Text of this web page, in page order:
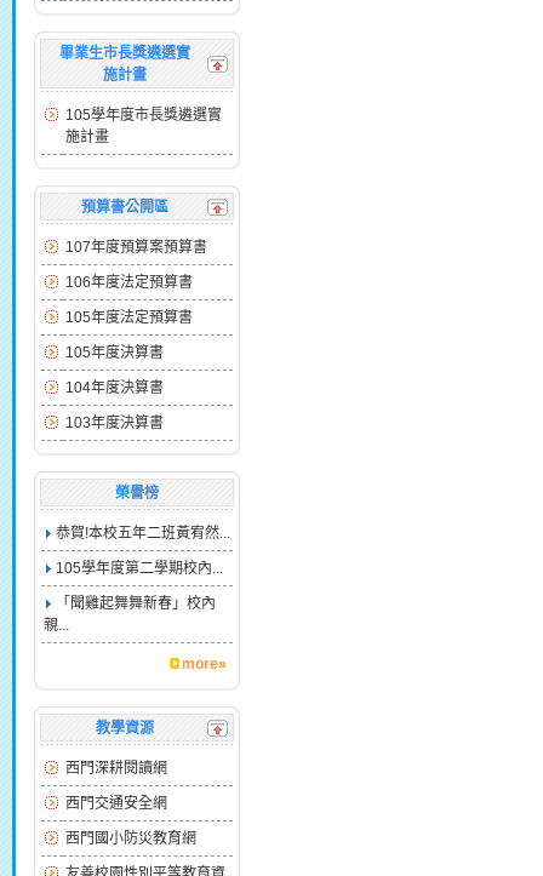
畢業生市長獎遴選實
施計畫
105學年度市長獎遴選實
施計畫
預算書公開區
107年度預算案預算書
106年度法定預算書
105年度法定預算書
105年度決算書
104年度決算書
103年度決算書
榮譽榜
恭賀!本校五年二班黃宥然...
105學年度第二學期校內...
「聞雞起舞舞新春」校內
親...
more»
教學資源
西門深耕閱讀網
西門交通安全網
西門國小防災教育網